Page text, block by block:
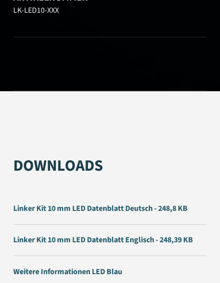
LK-LED10-XXX
DOWNLOADS
Linker Kit 10 mm LED Datenblatt Deutsch - 248,8 KB
Linker Kit 10 mm LED Datenblatt Englisch - 248,39 KB
Weitere Informationen LED Blau